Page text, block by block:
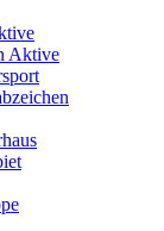
Aktive